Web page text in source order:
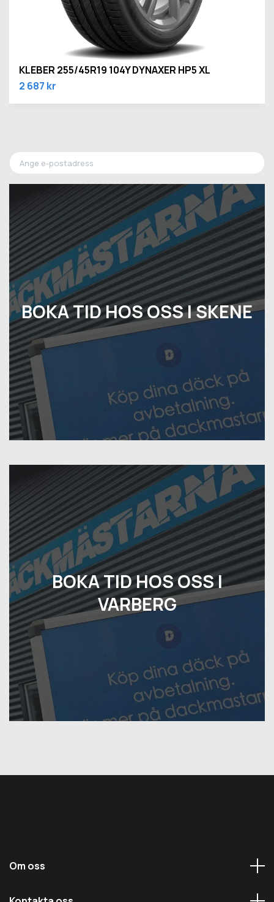
BOKA TID HOS OSS I SKENE
BOKA TID HOS OSS I
VARBERG
KLEBER 255/45R19 104Y DYNAXER HP5 XL
2 687 kr
Om oss